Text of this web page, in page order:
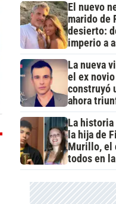
El nuevo
marido de
desierto:
imperio a
La nueva
el ex
construyó
ahora
La historia
la hija de
Murillo, el
todos en